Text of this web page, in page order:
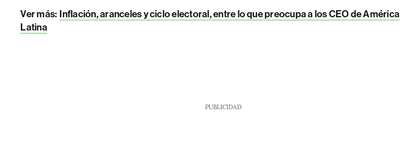
Ver más: Inflación, aranceles y ciclo electoral, entre lo que preocupa a los CEO de América
Latina
PUBLICIDAD